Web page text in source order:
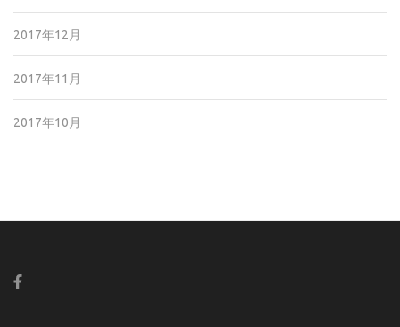
2017年12月
2017年11月
2017年10月